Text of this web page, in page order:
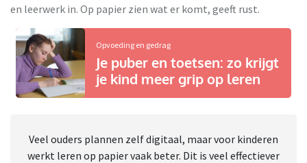
en leerwerk in. Op papier zien wat er komt, geeft rust.
Opvoeding en gedrag
Je puber en toetsen: zo krijgt
je kind meer grip op leren
Veel ouders plannen zelf digitaal, maar voor kinderen
werkt leren op papier vaak beter. Dit is veel effectiever